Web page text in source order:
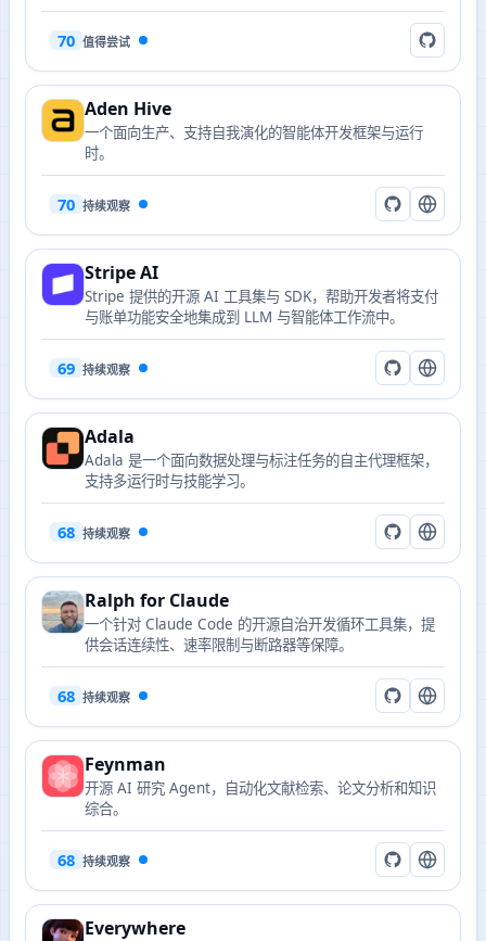
70 值得尝试
Aden Hive
一个面向生产、支持自我演化的智能体开发框架与运行
时。
70 持续观察
Stripe AI
Stripe 提供的开源 AI 工具集与 SDK，帮助开发者将支付
与账单功能安全地集成到 LLM 与智能体工作流中。
69 持续观察
Adala
Adala 是一个面向数据处理与标注任务的自主代理框架，
支持多运行时与技能学习。
68 持续观察
Ralph for Claude
一个针对 Claude Code 的开源自治开发循环工具集，提
供会话连续性、速率限制与断路器等保障。
68 持续观察
Feynman
开源 AI 研究 Agent，自动化文献检索、论文分析和知识
综合。
68 持续观察
Everywhere